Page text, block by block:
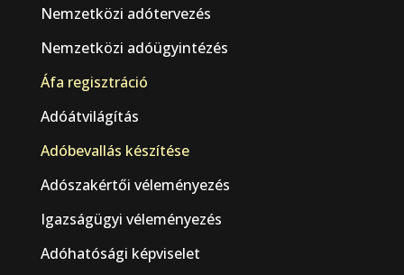
Nemzetközi adótervezés
Nemzetközi adóügyintézés
Áfa regisztráció
Adóátvilágítás
Adóbevallás készítése
Adószakértői véleményezés
Igazságügyi véleményezés
Adóhatósági képviselet